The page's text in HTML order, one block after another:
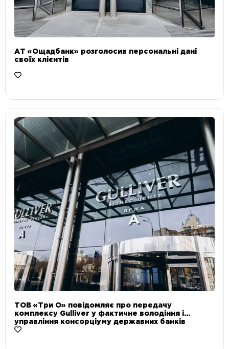
АТ «Ощадбанк» розголосив персональні дані
своїх клієнтів
ТОВ «Три О» повідомляє про передачу
комплексу Gulliver у фактичне володіння і
управління консорціуму державних банків